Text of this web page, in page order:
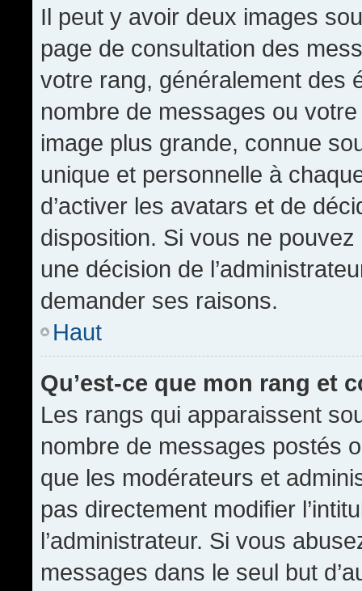
Il peut y avoir deux images
page de consultation des
votre rang, généralement des
nombre de messages ou
image plus grande, connue
unique et personnelle à
d’activer les avatars et de
disposition. Si vous ne pouvez
une décision de
demander ses raisons.
Haut
Qu’est-ce que mon rang et
Les rangs qui apparaissent
nombre de messages postés
que les modérateurs et
pas directement modifier
l’administrateur. Si vous
messages dans le seul but